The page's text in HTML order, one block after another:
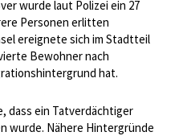
wurde laut Polizei ein 27
Personen erlitten
ereignete sich im Stadtteil
Bewohner nach
hat.
dass ein Tatverdächtiger
wurde. Nähere Hintergründe